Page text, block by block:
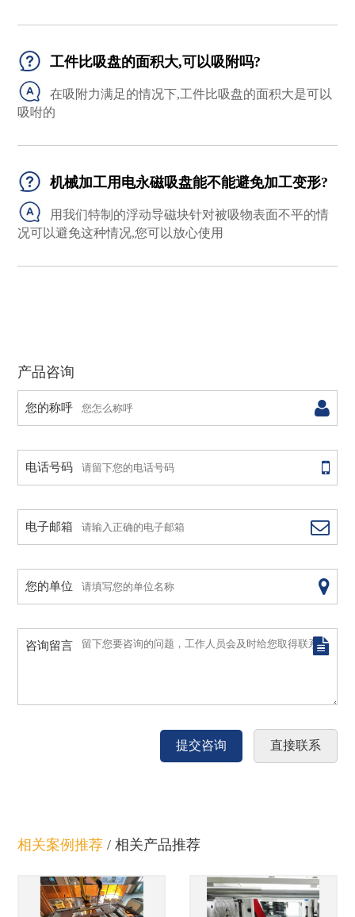
工件比吸盘的面积大,可以吸附吗?
在吸附力满足的情况下,工件比吸盘的面积大是可以
吸咐的
机械加工用电永磁吸盘能不能避免加工变形?
用我们特制的浮动导磁块针对被吸物表面不平的情
况可以避免这种情况,您可以放心使用
产品咨询
您的称呼
电话号码
电子邮箱
您的单位
咨询留言
相关案例推荐 /相关产品推荐